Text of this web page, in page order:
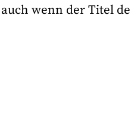
wenn der Titel